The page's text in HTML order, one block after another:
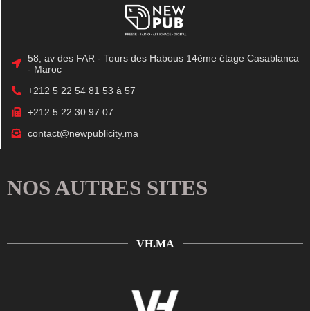
58, av des FAR - Tours des Habous 14ème étage Casablanca
- Maroc
+212 5 22 54 81 53 à 57
+212 5 22 30 97 07
contact@newpublicity.ma
NOS AUTRES SITES
VH.MA